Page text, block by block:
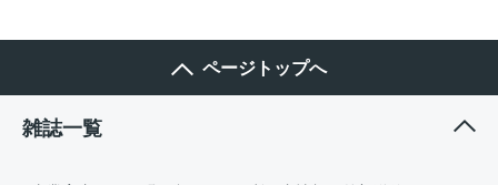
ページトップへ
雑誌一覧